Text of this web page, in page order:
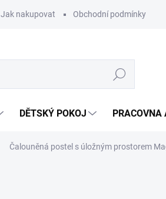
Jak nakupovat Obchodní podmínky
Hledat
DĚTSKÝ POKOJ PRACOVNA
Čalouněná postel s úložným prostorem